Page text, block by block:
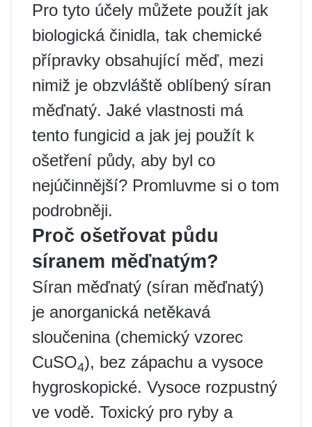
Pro tyto účely můžete použít jak
biologická činidla, tak chemické
přípravky obsahující měď, mezi
nimiž je obzvláště oblíbený síran
měďnatý. Jaké vlastnosti má
tento fungicid a jak jej použít k
ošetření půdy, aby byl co
nejúčinnější? Promluvme si o tom
podrobněji.
Proč ošetřovat půdu
síranem měďnatým?
Síran měďnatý (síran měďnatý)
je anorganická netěkavá
sloučenina (chemický vzorec
CuSO4), bez zápachu a vysoce
hygroskopické. Vysoce rozpustný
ve vodě. Toxický pro ryby a